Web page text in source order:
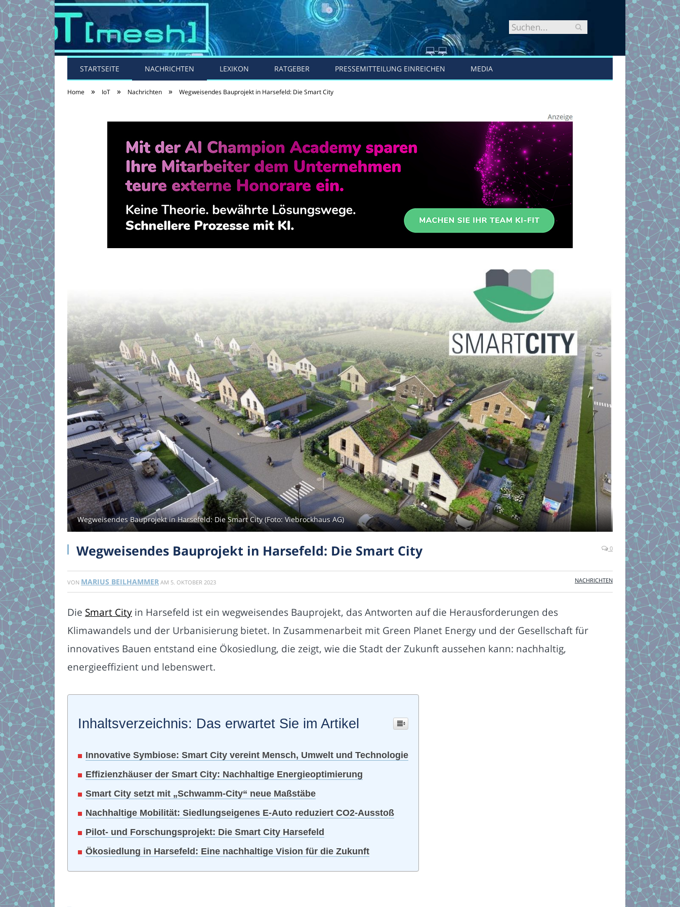
STARTSEITE NACHRICHTEN LEXIKON RATGEBER PRESSEMITTEILUNG EINREICHEN MEDIA
Home » IoT » Nachrichten » Wegweisendes Bauprojekt in Harsefeld: Die Smart City
Wegweisendes Bauprojekt in Harsefeld: Die Smart City (Foto: Viebrockhaus AG)
Wegweisendes Bauprojekt in Harsefeld: Die Smart City 0
VON MARIUS BEILHAMMER AM 5. OKTOBER 2023 NACHRICHTEN
Die Smart City in Harsefeld ist ein wegweisendes Bauprojekt, das Antworten auf die Herausforderungen des
Klimawandels und der Urbanisierung bietet. In Zusammenarbeit mit Green Planet Energy und der Gesellschaft für
innovatives Bauen entstand eine Ökosiedlung, die zeigt, wie die Stadt der Zukunft aussehen kann: nachhaltig,
energieeffizient und lebenswert.
Inhaltsverzeichnis: Das erwartet Sie im Artikel
Innovative Symbiose: Smart City vereint Mensch, Umwelt und Technologie
Effizienzhäuser der Smart City: Nachhaltige Energieoptimierung
Smart City setzt mit „Schwamm-City“ neue Maßstäbe
Nachhaltige Mobilität: Siedlungseigenes E-Auto reduziert CO2-Ausstoß
Pilot- und Forschungsprojekt: Die Smart City Harsefeld
Ökosiedlung in Harsefeld: Eine nachhaltige Vision für die Zukunft